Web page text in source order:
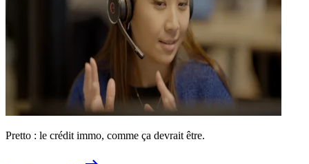
Pretto : le crédit immo, comme ça devrait être.